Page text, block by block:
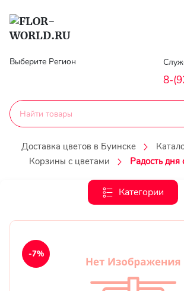
Выберите Регион
8-
Доставка цветов в Буинске
Корзины с цветами
Радость
Категории
Цветы поштучно
Букеты до 2500
Каталог букетов
Корзины с цветами
Авторские букеты
Букеты из роз
-7%